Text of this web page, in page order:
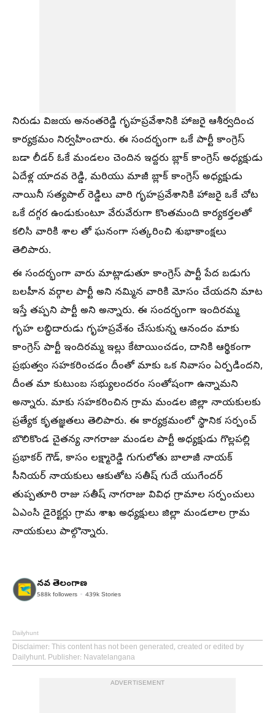
నిరుడు విజయ అనంతరెడ్డి గృహప్రవేశానికి హాజరై ఆశీర్వదించ
కార్యక్రమం నిర్వహించారు. ఈ సందర్భంగా ఒకే పార్టీ కాంగ్రెస్
బడా లీడర్ ఓకే మండలం చెందిన ఇద్దరు బ్లాక్ కాంగ్రెస్ అధ్యక్షుడు
ఏదేళ్ల యాదవ రెడ్డి, మరియు మాజీ బ్లాక్ కాంగ్రెస్ అధ్యక్షుడు
నాయినీ సత్యపాల్ రెడ్డిలు వారి గృహప్రవేశానికి హాజరై ఒకే చోట
ఒకే దగ్గర ఉండుకుంటూ వేరువేరుగా కొంతమంది కార్యకర్తలతో
కలిసి వారికి శాల తో ఘనంగా సత్కరించి శుభాకాంక్షలు
తెలిపారు.
ఈ సందర్భంగా వారు మాట్లాడుతూ కాంగ్రెస్ పార్టీ పేద బడుగు
బలహీన వర్గాల పార్టీ అని నమ్మిన వారికి మోసం చేయదని మాట
ఇస్తే తప్పని పార్టీ అని అన్నారు. ఈ సందర్భంగా ఇందిరమ్మ
గృహ లబ్ధిదారుడు గృహప్రవేశం చేసుకున్న ఆనందం మాకు
కాంగ్రెస్ పార్టీ ఇందిరమ్మ ఇల్లు కేటాయించడం, దానికి ఆర్థికంగా
ప్రభుత్వం సహకరించడం దీంతో మాకు ఒక నివాసం ఏర్పడిందని,
దీంత మా కుటుంబ సభ్యులందరం సంతోషంగా ఉన్నామని
అన్నారు. మాకు సహకరించిన గ్రామ మండల జిల్లా నాయకులకు
ప్రత్యేక కృతజ్ఞతలు తెలిపారు. ఈ కార్యక్రమంలో స్థానిక సర్పంచ్
బొలికొండ చైతన్య నాగరాజు మండల పార్టీ అధ్యక్షుడు గొల్లపల్లి
ప్రభాకర్ గౌడ్, కాసం లక్ష్మారెడ్డి గుగులోతు బాలాజీ నాయక్
సీనియర్ నాయకులు ఆకుతోట సతీష్ గుదే యుగేందర్
తుప్పతూరి రాజు సతీష్ నాగరాజు వివిధ గ్రామాల సర్పంచులు
ఏఎంసి డైరెక్టర్లు గ్రామ శాఖ అధ్యక్షులు జిల్లా మండలాల గ్రామ
నాయకులు పాల్గొన్నారు.
నవ తెలంగాణ
588k followers 439k Stories
Dailyhunt
Disclaimer: This content has not been generated, created or edited by
Dailyhunt. Publisher: Navatelangana
ADVERTISEMENT